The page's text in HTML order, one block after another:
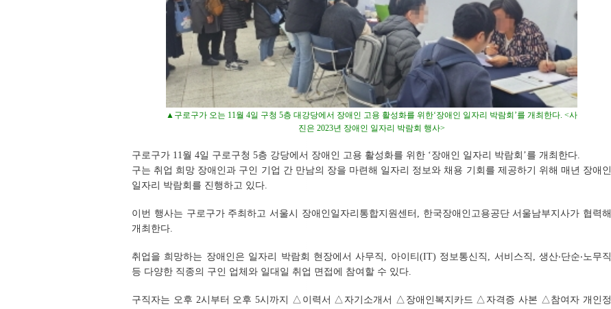
▲구로구가 오는 11월 4일 구청 5층 대강당에서 장애인 고용 활성화를 위한‘장애인 일자리 박람회’를 개최한다. <사
진은 2023년 장애인 일자리 박람회 행사>
구로구가 11월 4일 구로구청 5층 강당에서 장애인 고용 활성화를 위한 ‘장애인 일자리 박람회’를 개최한다.
구는 취업 희망 장애인과 구인 기업 간 만남의 장을 마련해 일자리 정보와 채용 기회를 제공하기 위해 매년 장애인
일자리 박람회를 진행하고 있다.
이번 행사는 구로구가 주최하고 서울시 장애인일자리통합지원센터, 한국장애인고용공단 서울남부지사가 협력해
개최한다.
취업을 희망하는 장애인은 일자리 박람회 현장에서 사무직, 아이티(IT) 정보통신직, 서비스직, 생산‧단순‧노무직
등 다양한 직종의 구인 업체와 일대일 취업 면접에 참여할 수 있다.
구직자는 오후 2시부터 오후 5시까지 △이력서 △자기소개서 △장애인복지카드 △자격증 사본 △참여자 개인정